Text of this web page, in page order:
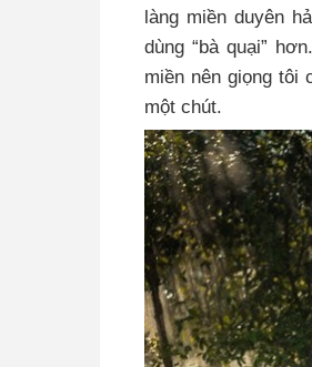
làng miền duyên
dùng “bà quại”
miền nên giọng tôi
một chút.